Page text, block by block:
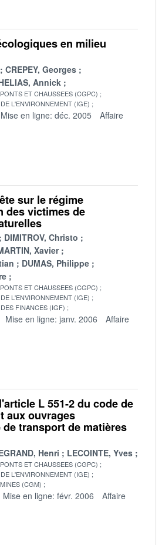
en milieu
CREPEY, Georges
Annick
ET CHAUSSEES (CGPC)
L'ENVIRONNEMENT (IGE)
Mise en ligne: déc. 2005
Affaire
sur le régime
des victimes de
DIMITROV, Christo
Xavier
DUMAS, Philippe
ET CHAUSSEES (CGPC)
L'ENVIRONNEMENT (IGE)
FINANCES (IGF)
Mise en ligne: janv. 2006
Affaire
L 551-2 du code de
aux ouvrages
transport de matières
Henri LECOINTE, Yves
ET CHAUSSEES (CGPC)
L'ENVIRONNEMENT (IGE)
(CGM)
Mise en ligne: févr. 2006
Affaire